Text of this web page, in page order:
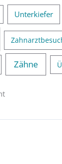
Unterkiefer
Zähne